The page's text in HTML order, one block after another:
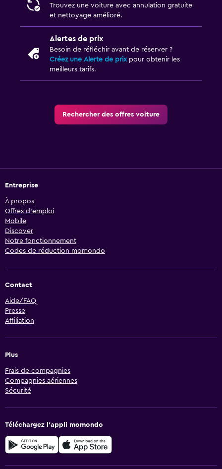
Trouvez une voiture avec annulation gratuite
et nettoyage amélioré.
Alertes de prix
Besoin de réfléchir avant de réserver ?
Créez une Alerte de prixpour obtenir les
meilleurs tarifs.
Rechercher des offres voiture
Entreprise
À propos
Offres d’emploi
Mobile
Discover
Notre fonctionnement
Codes de réduction momondo
Contact
Aide/FAQ
Presse
Affiliation
Plus
Frais de compagnies
Compagnies aériennes
Sécurité
Téléchargez l’appli momondo